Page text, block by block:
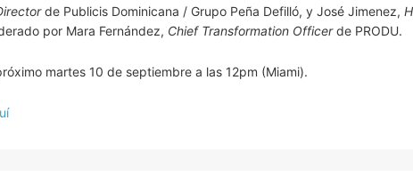
de Publicis Dominicana / Grupo Peña Defilló, y José Jimenez,
por Mara Fernández, Chief Transformation Officerde PRODU.
martes 10 de septiembre a las 12pm (Miami).